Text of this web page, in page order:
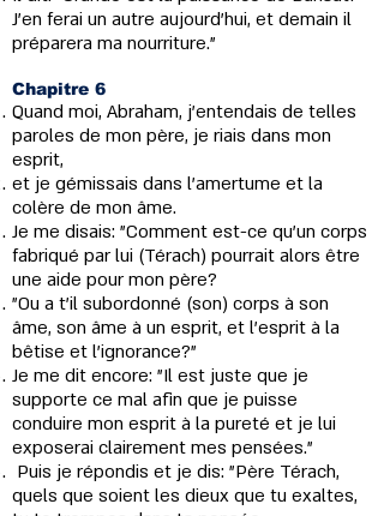
J'en ferai un autre aujourd'hui, et demain il
préparera ma nourriture."
Chapitre 6
Quand moi, Abraham, j'entendais de telles
paroles de mon père, je riais dans mon
esprit,
et je gémissais dans l'amertume et la
colère de mon âme.
Je me disais: "Comment est-ce qu'un corps
fabriqué par lui (Térach) pourrait alors être
une aide pour mon père?
"Ou a t’il subordonné (son) corps à son
âme, son âme à un esprit, et l'esprit à la
bêtise et l'ignorance?"
Je me dit encore: "Il est juste que je
supporte ce mal afin que je puisse
conduire mon esprit à la pureté et je lui
exposerai clairement mes pensées."
Puis je répondis et je dis: "Père Térach,
quels que soient les dieux que tu exaltes,